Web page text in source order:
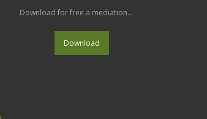
Download for free a mediation...